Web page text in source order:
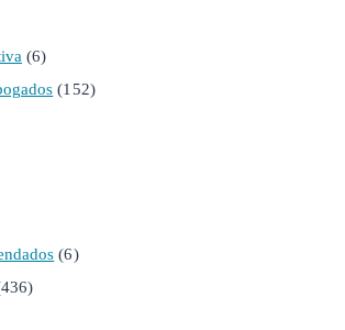
(6)
(152)
(6)